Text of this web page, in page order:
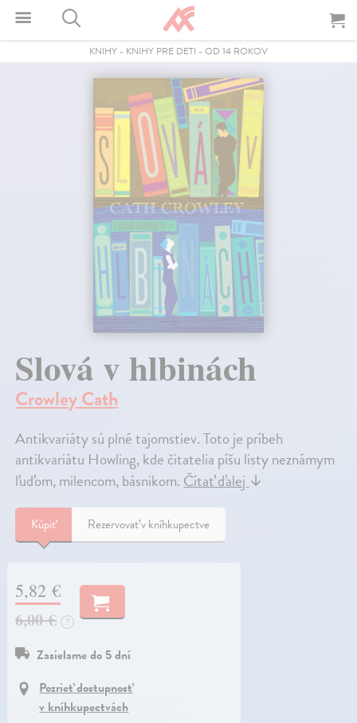
KNIHY - KNIHY PRE DETI - OD 14 ROKOV
Slová v hlbinách
Crowley Cath
Antikvariáty sú plné tajomstiev. Toto je príbeh
antikvariátu Howling, kde čitatelia píšu listy neznámym
ľuďom, milencom, básnikom. Čítať ďalej ↓
Kúpiť Rezervovať v kníhkupectve
5,82 €
6,00 €
?
Zasielame do 5 dní
Pozrieť dostupnosť
v kníhkupectvách